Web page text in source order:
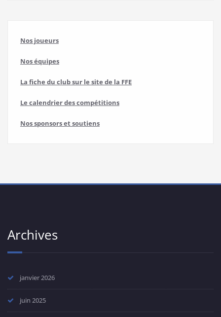
Nos joueurs
Nos équipes
La fiche du club sur le site de la FFE
Le calendrier des compétitions
Nos sponsors et soutiens
Archives
janvier 2026
juin 2025